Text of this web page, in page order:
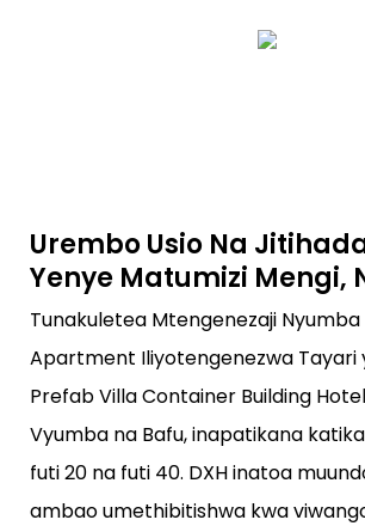
Urembo Usio Na
Yenye Matumizi Mengi,
Tunakuletea Mtengenezaji
Apartment Iliyotengenezwa Tayari
Prefab Villa Container Building
Vyumba na Bafu, inapatikana
futi 20 na futi 40. DXH inatoa
ambao umethibitishwa kwa